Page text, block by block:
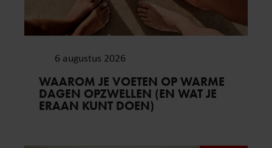
6 augustus 2026
WAAROM JE VOETEN OP WARME
DAGEN OPZWELLEN (EN WAT JE
ERAAN KUNT DOEN)